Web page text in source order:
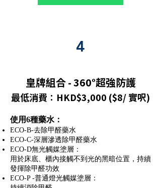
4
皇牌組合 - 360°超強防護
最低消費：HKD$3,000 ($8/ 實呎)
使用6種藥水：
ECO-B-去除甲醛藥水
ECO-C-深層滲透除甲醛藥水
ECO-D無光觸媒塗層：
用於床底、櫃內接觸不到光的黑暗位置，持續
發揮除甲醛功效
ECO-P -普通燈光觸媒塗層：